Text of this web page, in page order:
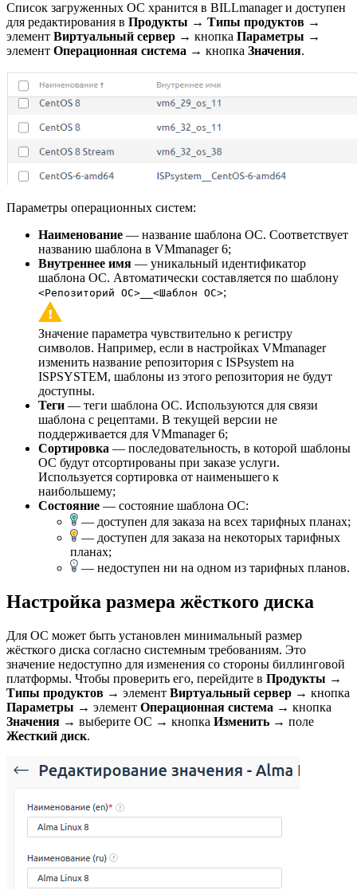
Список загруженных ОС хранится в BILLmanager и доступен
для редактирования в Продукты → Типы продуктов →
элемент Виртуальный сервер → кнопка Параметры →
элемент Операционная система → кнопка Значения.
Параметры операционных систем:
Наименование — название шаблона ОС. Соответствует
названию шаблона в VMmanager 6;
Внутреннее имя — уникальный идентификатор
шаблона ОС. Автоматически составляется по шаблону
<Репозиторий ОС>__<Шаблон ОС>;
Значение параметра чувствительно к регистру
символов. Например, если в настройках VMmanager
изменить название репозитория с ISPsystem на
ISPSYSTEM, шаблоны из этого репозитория не будут
доступны.
Теги — теги шаблона ОС. Используются для связи
шаблона с рецептами. В текущей версии не
поддерживается для VMmanager 6;
Сортировка — последовательность, в которой шаблоны
ОС будут отсортированы при заказе услуги.
Используется сортировка от наименьшего к
наибольшему;
Состояние — состояние шаблона ОС:
— доступен для заказа на всех тарифных планах;
— доступен для заказа на некоторых тарифных
планах;
— недоступен ни на одном из тарифных планов.
Настройка размера жёсткого диска
Для ОС может быть установлен минимальный размер
жёсткого диска согласно системным требованиям. Это
значение недоступно для изменения со стороны биллинговой
платформы. Чтобы проверить его, перейдите в Продукты →
Типы продуктов → элемент Виртуальный сервер → кнопка
Параметры → элемент Операционная система → кнопка
Значения → выберите ОС → кнопка Изменить → поле
Жесткий диск.